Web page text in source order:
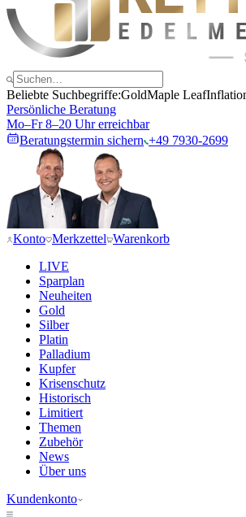
Beliebte Suchbegriffe:GoldMaple Leaf
Persönliche Beratung
Mo–Fr 8–20 Uhr erreichbar
Beratungstermin sichern +49 7930-2699
Konto Merkzettel Warenkorb
LIVE
Sparplan
Neuheiten
Gold
Silber
Platin
Palladium
Kupfer
Krisenschutz
Historisch
Limitiert
Themen
Zubehör
News
Über uns
Kundenkonto